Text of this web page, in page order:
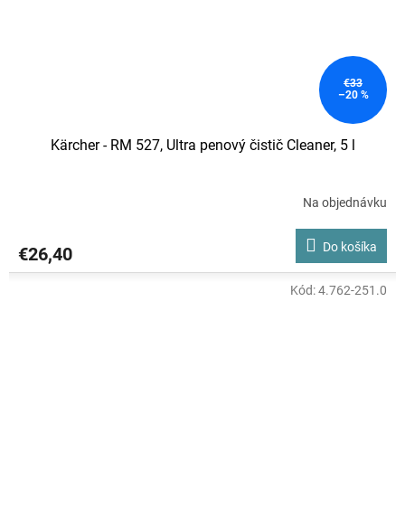
€33
–20 %
Kärcher - RM 527, Ultra penový čistič Cleaner, 5 l
Na objednávku
€26,40 Do košíka
Kód:4.762-251.0